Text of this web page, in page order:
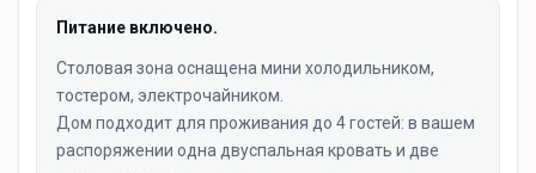
Питание включено.
Столовая зона оснащена мини холодильником,
тостером, электрочайником.
Дом подходит для проживания до 4 гостей: в вашем
распоряжении одна двуспальная кровать и две